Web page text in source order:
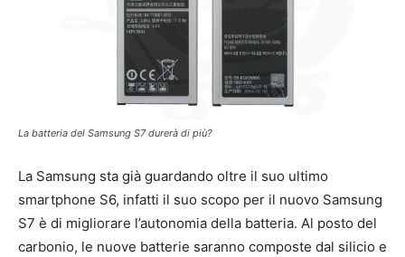
La batteria del Samsung S7 durerà di più?
La Samsung sta già guardando oltre il suo ultimo
smartphone S6, infatti il suo scopo per il nuovo Samsung
S7 è di migliorare l’autonomia della batteria. Al posto del
carbonio, le nuove batterie saranno composte dal silicio e